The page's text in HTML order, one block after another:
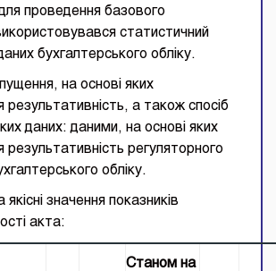
проведення базового
статистичний
бухгалтерського обліку.
на основі яких
результативність, а також спосіб
даних: даними, на основі яких
результативність регуляторного
обліку.
якісні значення показників
акта:
Станом на